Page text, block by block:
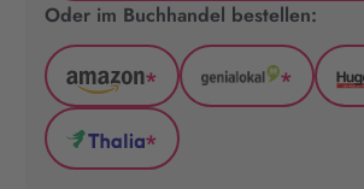
Oder im Buchhandel bestellen:
Amazon
(wird
in
neuem
*
GenialLokal
*
Thalia
*